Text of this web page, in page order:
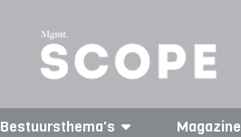
Bestuursthema's Magazine